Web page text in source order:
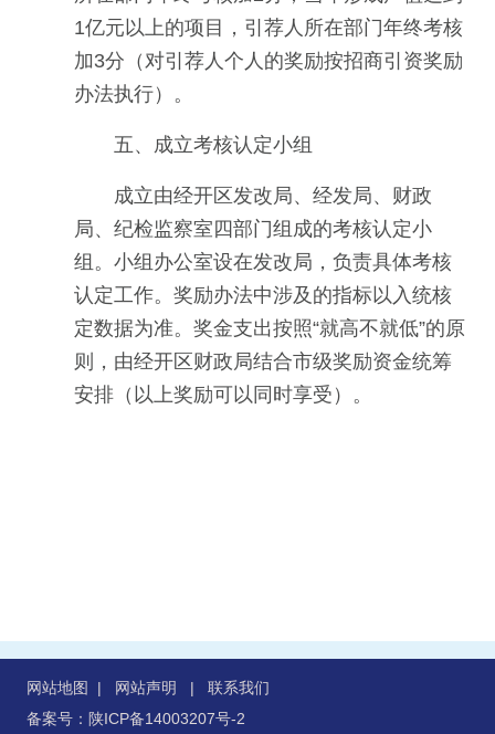
1亿元以上的项目，引荐人所在部门年终考核
加3分（对引荐人个人的奖励按招商引资奖励
办法执行）。
五、成立考核认定小组
成立由经开区发改局、经发局、财政
局、纪检监察室四部门组成的考核认定小
组。小组办公室设在发改局，负责具体考核
认定工作。奖励办法中涉及的指标以入统核
定数据为准。奖金支出按照“就高不就低”的原
则，由经开区财政局结合市级奖励资金统筹
安排（以上奖励可以同时享受）。
网站地图 | 网站声明 | 联系我们
备案号：陕ICP备14003207号-2